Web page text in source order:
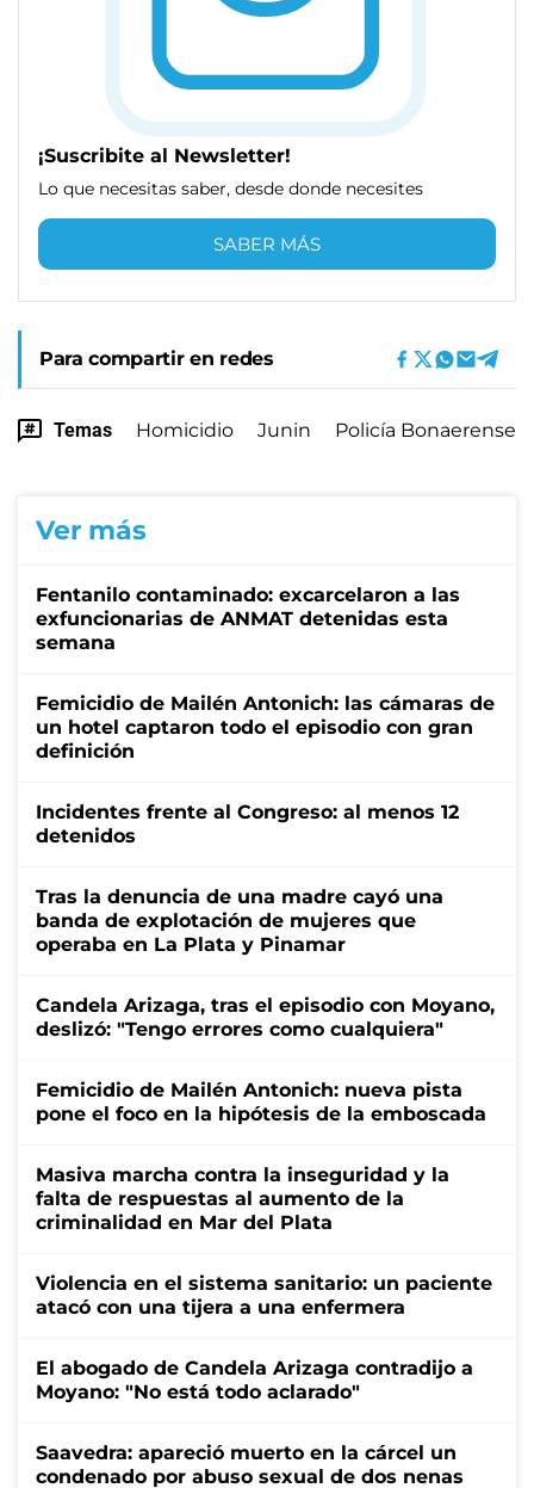
¡Suscribite al Newsletter!
Lo que necesitas saber, desde donde necesites
SABER MÁS
Para compartir en redes
Temas Homicidio Junin Policía Bonaerense
Ver más
Fentanilo contaminado: excarcelaron a las
exfuncionarias de ANMAT detenidas esta
semana
Femicidio de Mailén Antonich: las cámaras de
un hotel captaron todo el episodio con gran
definición
Incidentes frente al Congreso: al menos 12
detenidos
Tras la denuncia de una madre cayó una
banda de explotación de mujeres que
operaba en La Plata y Pinamar
Candela Arizaga, tras el episodio con Moyano,
deslizó: "Tengo errores como cualquiera"
Femicidio de Mailén Antonich: nueva pista
pone el foco en la hipótesis de la emboscada
Masiva marcha contra la inseguridad y la
falta de respuestas al aumento de la
criminalidad en Mar del Plata
Violencia en el sistema sanitario: un paciente
atacó con una tijera a una enfermera
El abogado de Candela Arizaga contradijo a
Moyano: "No está todo aclarado"
Saavedra: apareció muerto en la cárcel un
condenado por abuso sexual de dos nenas